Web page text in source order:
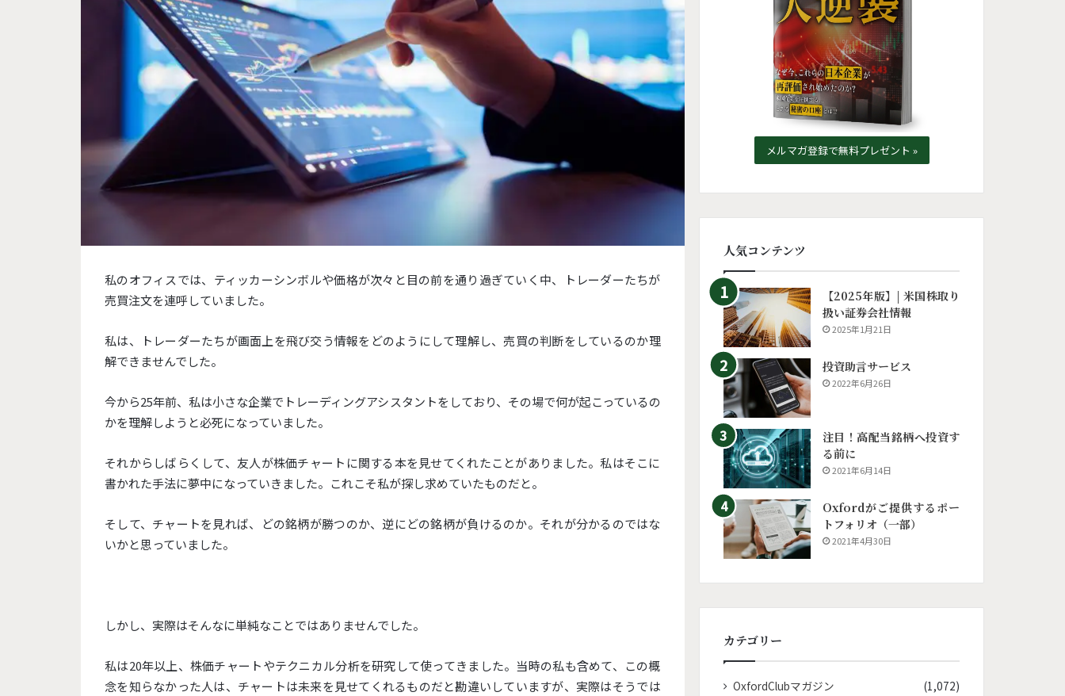
私のオフィスでは、 ティッカーシンボルや価格が次々と目の前を通り過ぎていく中、
トレーダーたちが
売買注文を連呼していました。
私は、 トレーダーたちが画面上を飛び交う情報をどのようにして理解し、 売買の判断をしているのか理
解できませんでした。
今から25年前、私は小さな企業でトレーディングアシスタントをしており、 その場で何が起こっているの
かを理解しようと必死になっていました。
それからしばらくして、友人が株価チャートに関する本を見せてくれたことがありました。私はそこに
書かれた手法に夢中になっていきました。 これこそ私が探し求めていたものだと。
そして、チャートを見れば、どの銘柄が勝つのか、 逆にどの銘柄が負けるのか。 それが分かるのではな
いかと思っていました。
しかし、実際はそんなに単純なことではありませんでした。
私は20年以上、 株価チャートやテクニカル分析を研究して使ってきました。 当時の私も含めて、この概
念を知らなかった人は、 チャートは未来を見せてくれるものだと勘違いしていますが、 実際はそうでは
メルマガ登録で無料プレゼント »
人気コンテンツ
【2025年版】| 米国株取り
扱い証券会社情報
2025年1月21日
投資助言サービス
2022年6月26日
注目！高配当銘柄へ投資す
る前に
2021年6月14日
Oxfordがご提供するポー
トフォリオ（一部）
2021年4月30日
カテゴリー
OxfordClubマガジン (1,072)